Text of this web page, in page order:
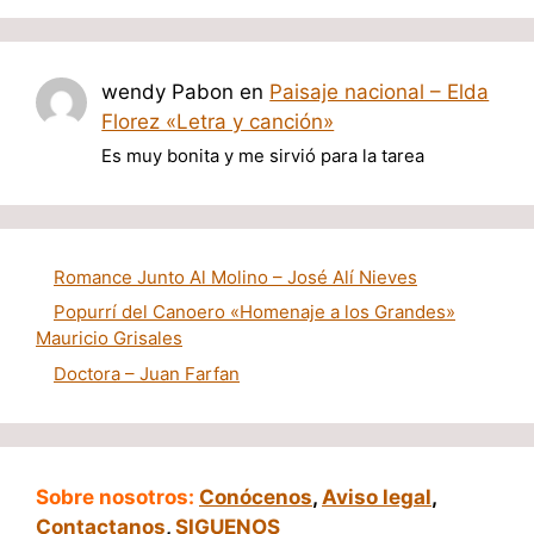
wendy Pabon en Paisaje nacional – Elda
Florez «Letra y canción»
Es muy bonita y me sirvió para la tarea
Romance Junto Al Molino – José Alí Nieves
Popurrí del Canoero «Homenaje a los Grandes»
Mauricio Grisales
Doctora – Juan Farfan
Sobre nosotros: Conócenos, Aviso legal,
Contactanos, SIGUENOS